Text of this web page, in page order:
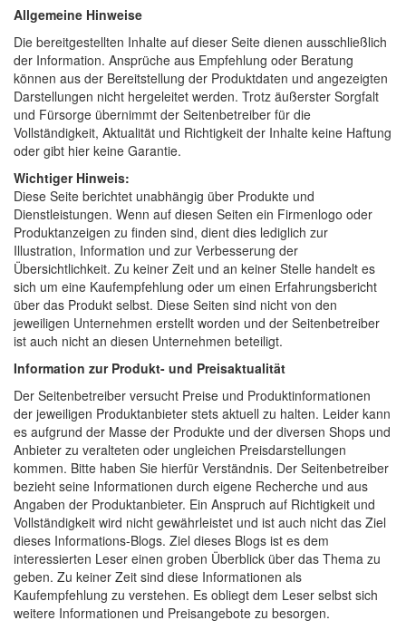
Allgemeine Hinweise
Die bereitgestellten Inhalte auf dieser Seite dienen ausschließlich
der Information. Ansprüche aus Empfehlung oder Beratung
können aus der Bereitstellung der Produktdaten und angezeigten
Darstellungen nicht hergeleitet werden. Trotz äußerster Sorgfalt
und Fürsorge übernimmt der Seitenbetreiber für die
Vollständigkeit, Aktualität und Richtigkeit der Inhalte keine Haftung
oder gibt hier keine Garantie.
Wichtiger Hinweis:
Diese Seite berichtet unabhängig über Produkte und
Dienstleistungen. Wenn auf diesen Seiten ein Firmenlogo oder
Produktanzeigen zu finden sind, dient dies lediglich zur
Illustration, Information und zur Verbesserung der
Übersichtlichkeit. Zu keiner Zeit und an keiner Stelle handelt es
sich um eine Kaufempfehlung oder um einen Erfahrungsbericht
über das Produkt selbst. Diese Seiten sind nicht von den
jeweiligen Unternehmen erstellt worden und der Seitenbetreiber
ist auch nicht an diesen Unternehmen beteiligt.
Information zur Produkt- und Preisaktualität
Der Seitenbetreiber versucht Preise und Produktinformationen
der jeweiligen Produktanbieter stets aktuell zu halten. Leider kann
es aufgrund der Masse der Produkte und der diversen Shops und
Anbieter zu veralteten oder ungleichen Preisdarstellungen
kommen. Bitte haben Sie hierfür Verständnis. Der Seitenbetreiber
bezieht seine Informationen durch eigene Recherche und aus
Angaben der Produktanbieter. Ein Anspruch auf Richtigkeit und
Vollständigkeit wird nicht gewährleistet und ist auch nicht das Ziel
dieses Informations-Blogs. Ziel dieses Blogs ist es dem
interessierten Leser einen groben Überblick über das Thema zu
geben. Zu keiner Zeit sind diese Informationen als
Kaufempfehlung zu verstehen. Es obliegt dem Leser selbst sich
weitere Informationen und Preisangebote zu besorgen.